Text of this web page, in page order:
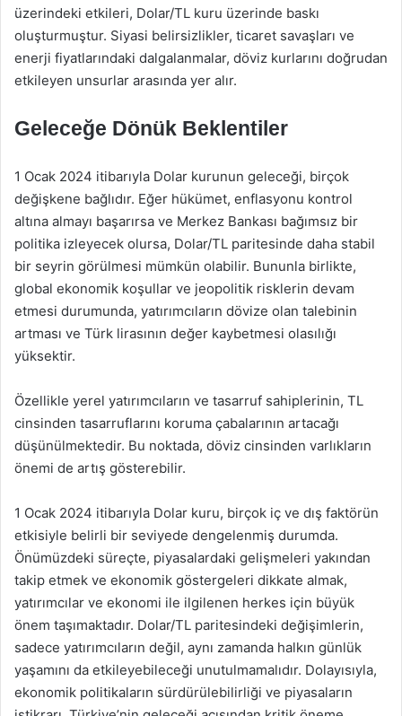
üzerindeki etkileri, Dolar/TL kuru üzerinde baskı
oluşturmuştur. Siyasi belirsizlikler, ticaret savaşları ve
enerji fiyatlarındaki dalgalanmalar, döviz kurlarını doğrudan
etkileyen unsurlar arasında yer alır.
Geleceğe Dönük Beklentiler
1 Ocak 2024 itibarıyla Dolar kurunun geleceği, birçok
değişkene bağlıdır. Eğer hükümet, enflasyonu kontrol
altına almayı başarırsa ve Merkez Bankası bağımsız bir
politika izleyecek olursa, Dolar/TL paritesinde daha stabil
bir seyrin görülmesi mümkün olabilir. Bununla birlikte,
global ekonomik koşullar ve jeopolitik risklerin devam
etmesi durumunda, yatırımcıların dövize olan talebinin
artması ve Türk lirasının değer kaybetmesi olasılığı
yüksektir.
Özellikle yerel yatırımcıların ve tasarruf sahiplerinin, TL
cinsinden tasarruflarını koruma çabalarının artacağı
düşünülmektedir. Bu noktada, döviz cinsinden varlıkların
önemi de artış gösterebilir.
1 Ocak 2024 itibarıyla Dolar kuru, birçok iç ve dış faktörün
etkisiyle belirli bir seviyede dengelenmiş durumda.
Önümüzdeki süreçte, piyasalardaki gelişmeleri yakından
takip etmek ve ekonomik göstergeleri dikkate almak,
yatırımcılar ve ekonomi ile ilgilenen herkes için büyük
önem taşımaktadır. Dolar/TL paritesindeki değişimlerin,
sadece yatırımcıların değil, aynı zamanda halkın günlük
yaşamını da etkileyebileceği unutulmamalıdır. Dolayısıyla,
ekonomik politikaların sürdürülebilirliği ve piyasaların